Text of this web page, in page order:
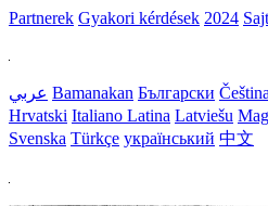
Partnerek Gyakori kérdések 2024
عربي Bamanakan Български Čeština
Hrvatski Italiano Latina Latviešu
Svenska Türkçe український 中文